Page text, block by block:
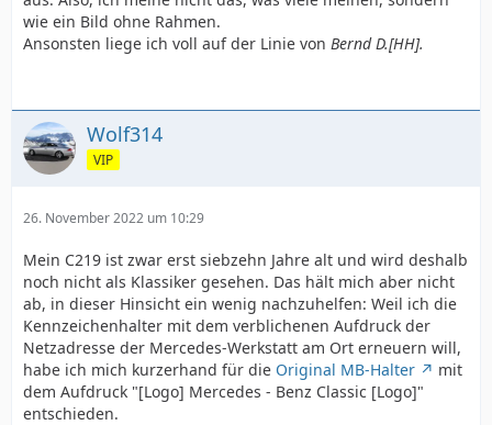
wie ein Bild ohne Rahmen.
Ansonsten liege ich voll auf der Linie von Bernd D.[HH].
Wolf314
VIP
26. November 2022 um 10:29
Mein C219 ist zwar erst siebzehn Jahre alt und wird deshalb
noch nicht als Klassiker gesehen. Das hält mich aber nicht
ab, in dieser Hinsicht ein wenig nachzuhelfen: Weil ich die
Kennzeichenhalter mit dem verblichenen Aufdruck der
Netzadresse der Mercedes-Werkstatt am Ort erneuern will,
habe ich mich kurzerhand für die Original MB-Halter
mit
dem Aufdruck "[Logo] Mercedes - Benz Classic [Logo]"
entschieden.